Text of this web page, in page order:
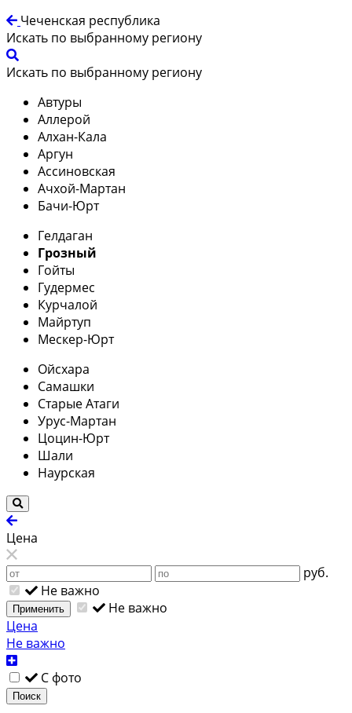
Чеченская республика
Искать по выбранному региону
Искать по выбранному региону
Автуры
Аллерой
Алхан-Кала
Аргун
Ассиновская
Ачхой-Мартан
Бачи-Юрт
Гелдаган
Грозный
Гойты
Гудермес
Курчалой
Майртуп
Мескер-Юрт
Ойсхара
Самашки
Старые Атаги
Урус-Мартан
Цоцин-Юрт
Шали
Наурская
Цена
руб.
Не важно
Применить
Не важно
Цена
Не важно
С фото
Поиск